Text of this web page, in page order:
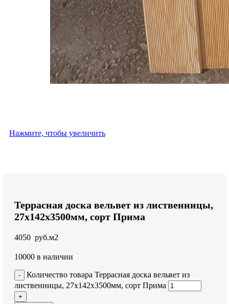
Нажмите, чтобы увеличить
Террасная доска вельвет из лиственницы,
27x142x3500мм, сорт Прима
4050 руб.м2
10000 в наличии
Количество товара Террасная доска вельвет из
лиственницы, 27x142x3500мм, сорт Прима